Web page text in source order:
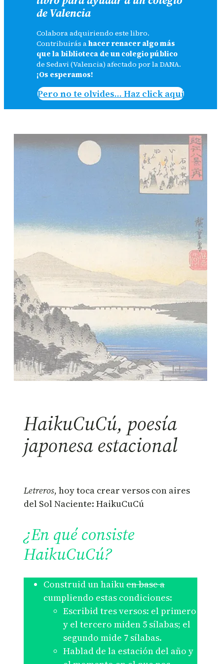
de Valencia
Colabora adquiriendo este libro.
Contribuirás ahacer renacer algo más
que la biblioteca de un colegio público
de Sedavi (Valencia) afectado por la DANA.
¡Os esperamos!
Pero no te olvides… Haz click aquí
HaikuCuCú, poesía
japonesa estacional
Letreros, hoy toca crear versos con aires
del Sol Naciente: HaikuCuCú
¿En qué consiste
HaikuCuCú?
Construid un haikuen base a
cumpliendo estas condiciones:
Escribid tres versos: el primero
y el tercero miden 5 sílabas; el
segundo mide 7 sílabas.
Hablad de la estación del año y